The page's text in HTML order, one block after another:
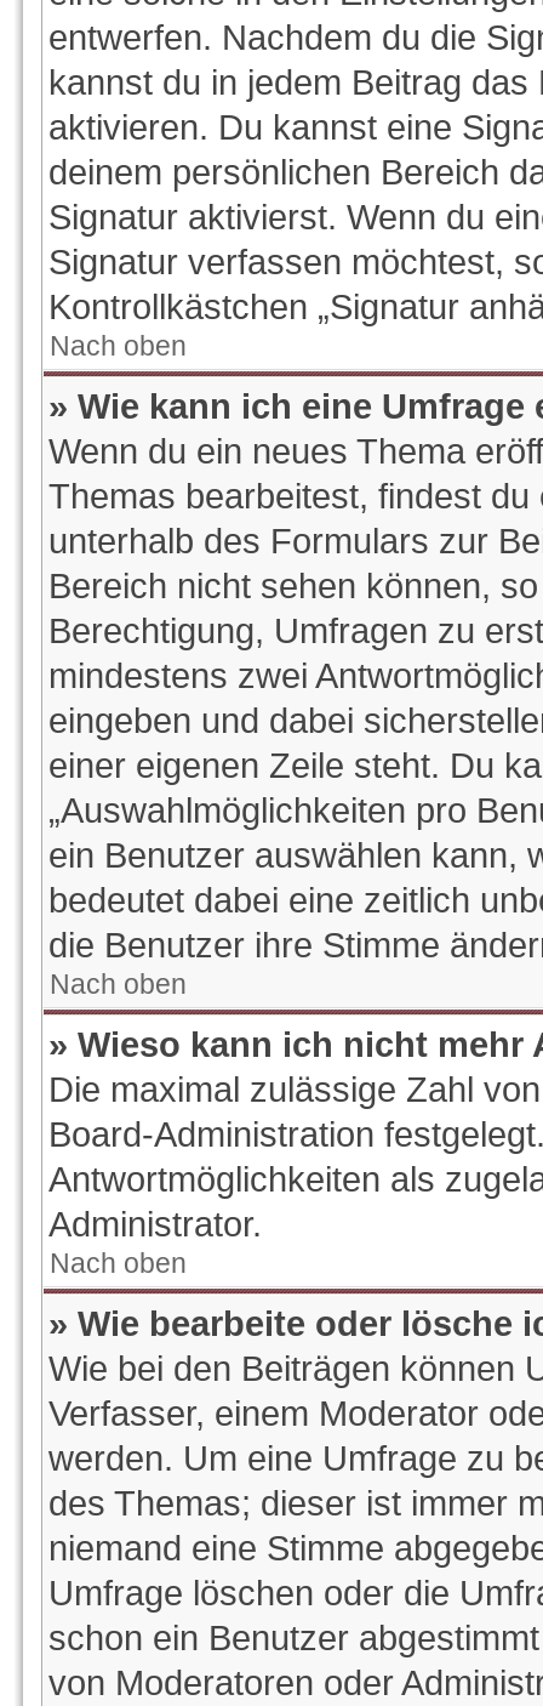
entwerfen. Nachdem du die
kannst du in jedem Beitrag das
aktivieren. Du kannst eine
deinem persönlichen Bereich
Signatur aktivierst. Wenn du
Signatur verfassen möchtest,
Kontrollkästchen „Signatur
Nach oben
» Wie kann ich eine Umfrage
Wenn du ein neues Thema
Themas bearbeitest, findest du
unterhalb des Formulars zur
Bereich nicht sehen können,
Berechtigung, Umfragen zu
mindestens zwei
eingeben und dabei
einer eigenen Zeile steht. Du
„Auswahlmöglichkeiten pro
ein Benutzer auswählen kann,
bedeutet dabei eine zeitlich
die Benutzer ihre Stimme
Nach oben
» Wieso kann ich nicht
Die maximal zulässige Zahl
Board-Administration
Antwortmöglichkeiten als
Administrator.
Nach oben
» Wie bearbeite oder lösche
Wie bei den Beiträgen können
Verfasser, einem Moderator
werden. Um eine Umfrage zu
des Themas; dieser ist immer
niemand eine Stimme
Umfrage löschen oder die
schon ein Benutzer
von Moderatoren oder